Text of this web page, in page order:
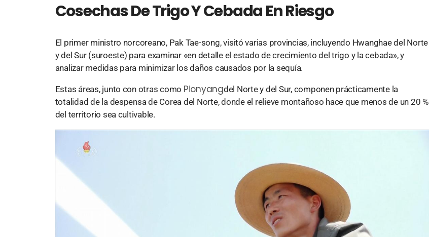
Cosechas De Trigo Y Cebada En Riesgo
El primer ministro norcoreano, Pak Tae-song, visitó varias provincias, incluyendo Hwanghae del Norte
y del Sur (suroeste) para examinar «en detalle el estado de crecimiento del trigo y la cebada», y
analizar medidas para minimizar los daños causados ​​por la sequía.
Estas áreas, junto con otras como Pionyangdel Norte y del Sur, componen prácticamente la
totalidad de la despensa de Corea del Norte, donde el relieve montañoso hace que menos de un 20 %
del territorio sea cultivable.